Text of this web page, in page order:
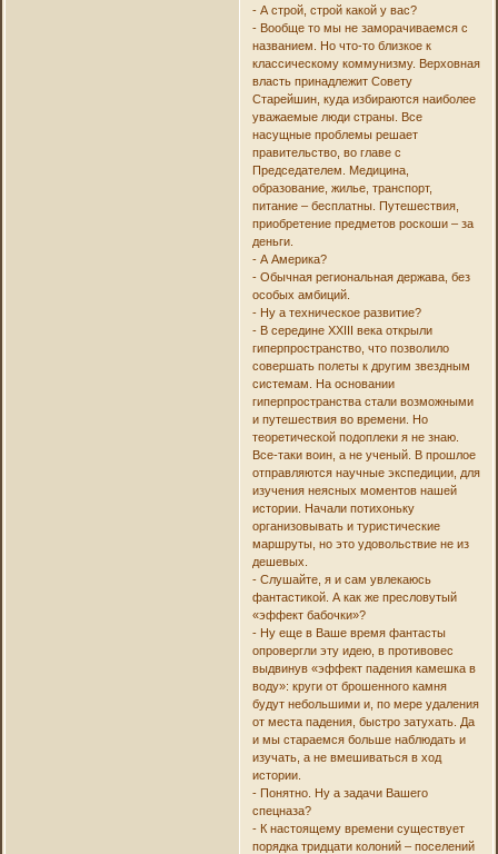
- А строй, строй какой у вас?
- Вообще то мы не заморачиваемся с
названием. Но что-то близкое к
классическому коммунизму. Верховная
власть принадлежит Совету
Старейшин, куда избираются наиболее
уважаемые люди страны. Все
насущные проблемы решает
правительство, во главе с
Председателем. Медицина,
образование, жилье, транспорт,
питание – бесплатны. Путешествия,
приобретение предметов роскоши – за
деньги.
- А Америка?
- Обычная региональная держава, без
особых амбиций.
- Ну а техническое развитие?
- В середине XXIII века открыли
гиперпространство, что позволило
совершать полеты к другим звездным
системам. На основании
гиперпространства стали возможными
и путешествия во времени. Но
теоретической подоплеки я не знаю.
Все-таки воин, а не ученый. В прошлое
отправляются научные экспедиции, для
изучения неясных моментов нашей
истории. Начали потихоньку
организовывать и туристические
маршруты, но это удовольствие не из
дешевых.
- Слушайте, я и сам увлекаюсь
фантастикой. А как же пресловутый
«эффект бабочки»?
- Ну еще в Ваше время фантасты
опровергли эту идею, в противовес
выдвинув «эффект падения камешка в
воду»: круги от брошенного камня
будут небольшими и, по мере удаления
от места падения, быстро затухать. Да
и мы стараемся больше наблюдать и
изучать, а не вмешиваться в ход
истории.
- Понятно. Ну а задачи Вашего
спецназа?
- К настоящему времени существует
порядка тридцати колоний – поселений